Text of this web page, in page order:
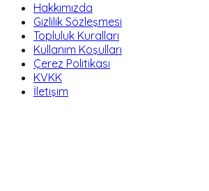
Hakkımızda
Gizlilik Sözleşmesi
Topluluk Kuralları
Kullanım Koşulları
Çerez Politikası
KVKK
İletişim